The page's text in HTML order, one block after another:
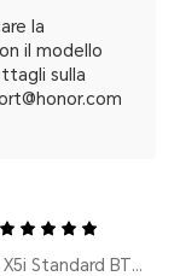
la
il modello
sulla
Da HONOR Watch X5i Standard BT 8MB+128MB Black